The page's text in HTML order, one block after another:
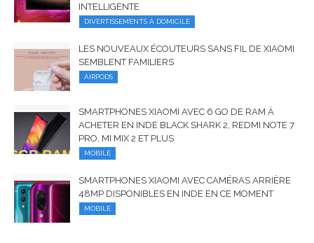
INTELLIGENTE
DIVERTISSEMENTS À DOMICILE
LES NOUVEAUX ÉCOUTEURS SANS FIL DE XIAOMI
SEMBLENT FAMILIERS
AIRPODS
SMARTPHONES XIAOMI AVEC 6 GO DE RAM À
ACHETER EN INDE BLACK SHARK 2, REDMI NOTE 7
PRO, MI MIX 2 ET PLUS
MOBILE
SMARTPHONES XIAOMI AVEC CAMÉRAS ARRIÈRE
48MP DISPONIBLES EN INDE EN CE MOMENT
MOBILE